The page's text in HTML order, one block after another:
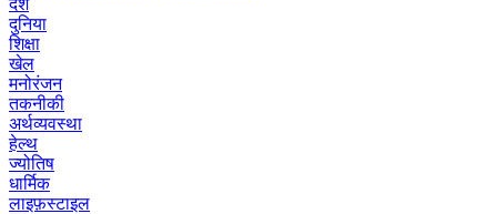
देश
दुनिया
शिक्षा
खेल
मनोरंजन
तकनीकी
अर्थव्यवस्था
हेल्थ
ज्योतिष
धार्मिक
लाइफ़स्टाइल